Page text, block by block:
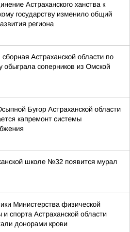
Астраханского ханства к
государству изменило общий
региона
Астраханской области по
обыграла соперников из Омской
Бугор Астраханской области
капремонт системы
школе №32 появится мурал
Министерства физической
и спорта Астраханской области
донорами крови